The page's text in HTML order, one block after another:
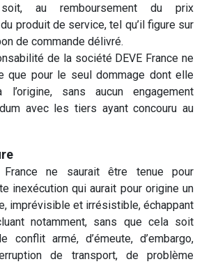
au remboursement du prix
produit de service, tel qu’il figure sur
de commande délivré.
de la société DEVE France ne
que pour le seul dommage dont elle
sans aucun engagement
avec les tiers ayant concouru au
ne saurait être tenue pour
inexécution qui aurait pour origine un
imprévisible et irrésistible, échappant
notamment, sans que cela soit
armé, d’émeute, d’embargo,
de transport, de problème